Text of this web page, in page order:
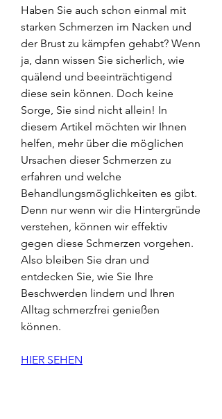
Haben Sie auch schon einmal mit
starken Schmerzen im Nacken und
der Brust zu kämpfen gehabt? Wenn
ja, dann wissen Sie sicherlich, wie
quälend und beeinträchtigend
diese sein können. Doch keine
Sorge, Sie sind nicht allein! In
diesem Artikel möchten wir Ihnen
helfen, mehr über die möglichen
Ursachen dieser Schmerzen zu
erfahren und welche
Behandlungsmöglichkeiten es gibt.
Denn nur wenn wir die Hintergründe
verstehen, können wir effektiv
gegen diese Schmerzen vorgehen.
Also bleiben Sie dran und
entdecken Sie, wie Sie Ihre
Beschwerden lindern und Ihren
Alltag schmerzfrei genießen
können.
HIER SEHEN